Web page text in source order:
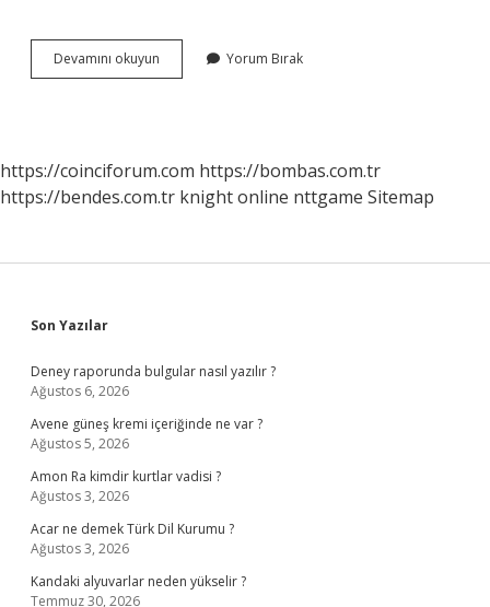
Devamını okuyun
Kaç
Yorum Bırak
https://coinciforum.com https://bombas.com.tr
https://bendes.com.tr knight online nttgame Sitemap
Sidebar
Son Yazılar
Deney raporunda bulgular nasıl yazılır ?
Ağustos 6, 2026
Avene güneş kremi içeriğinde ne var ?
Ağustos 5, 2026
Amon Ra kimdir kurtlar vadisi ?
Ağustos 3, 2026
Acar ne demek Türk Dil Kurumu ?
Ağustos 3, 2026
Kandaki alyuvarlar neden yükselir ?
Temmuz 30, 2026